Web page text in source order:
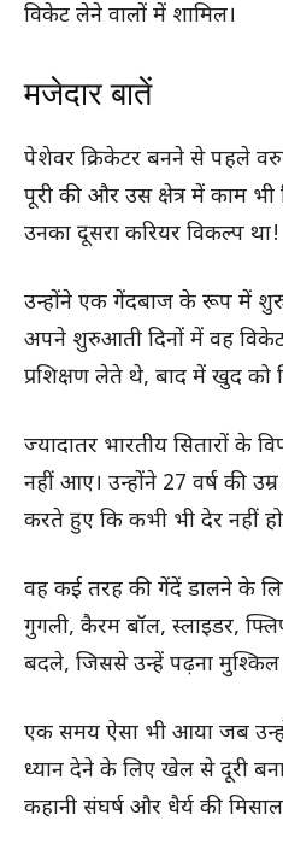
विकेट लेने वालों में शामिल।
मजेदार बातें
पेशेवर क्रिकेटर बनने से पहले
पूरी की और उस क्षेत्र में काम भी
उनका दूसरा करियर विकल्प था!
उन्होंने एक गेंदबाज के रूप में
अपने शुरुआती दिनों में वह
प्रशिक्षण लेते थे, बाद में खुद को
ज्यादातर भारतीय सितारों के
नहीं आए। उन्होंने 27 वर्ष की
करते हुए कि कभी भी देर नहीं
वह कई तरह की गेंदें डालने के
गुगली, कैरम बॉल, स्लाइडर,
बदले, जिससे उन्हें पढ़ना मुश्किल
एक समय ऐसा भी आया जब
ध्यान देने के लिए खेल से दूरी
कहानी संघर्ष और धैर्य की